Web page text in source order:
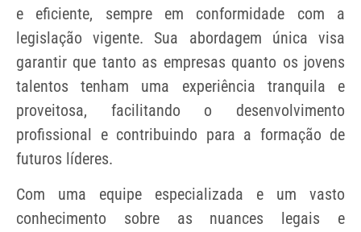
e eficiente, sempre em conformidade com a
legislação vigente. Sua abordagem única visa
garantir que tanto as empresas quanto os jovens
talentos tenham uma experiência tranquila e
proveitosa, facilitando o desenvolvimento
profissional e contribuindo para a formação de
futuros líderes.
Com uma equipe especializada e um vasto
conhecimento sobre as nuances legais e